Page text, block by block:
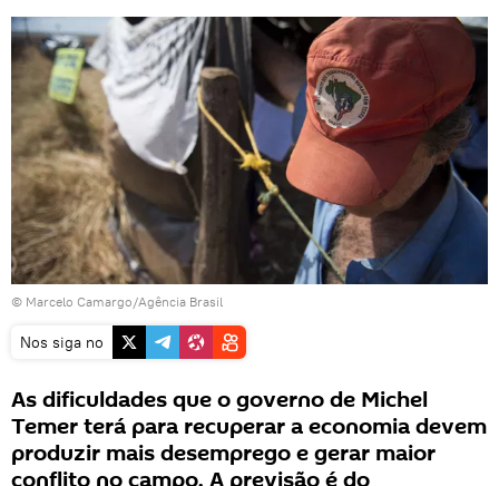
© Marcelo Camargo/Agência Brasil
Nos siga no
As dificuldades que o governo de Michel
Temer terá para recuperar a economia devem
produzir mais desemprego e gerar maior